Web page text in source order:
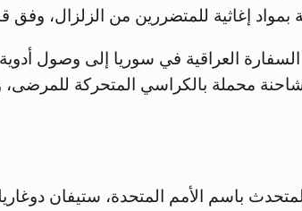
العراقية في سوريا إلى وصول
شاحنة محملة بالكراسي المتحركة
باسم الأمم المتحدة، ستيفان